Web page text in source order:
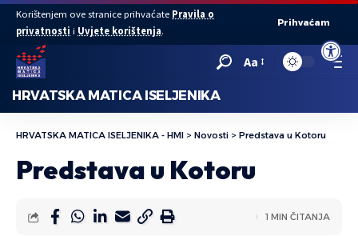
Open
Korištenjem ove stranice prihvaćate Pravila o
privatnosti i Uvjete korištenja.
Prihvaćam
Aa
HRVATSKA MATICA ISELJENIKA
HRVATSKA MATICA ISELJENIKA - HMI > Novosti > Predstava u Kotoru
Predstava u Kotoru
1 MIN ČITANJA